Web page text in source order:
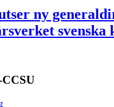
ny
svenska